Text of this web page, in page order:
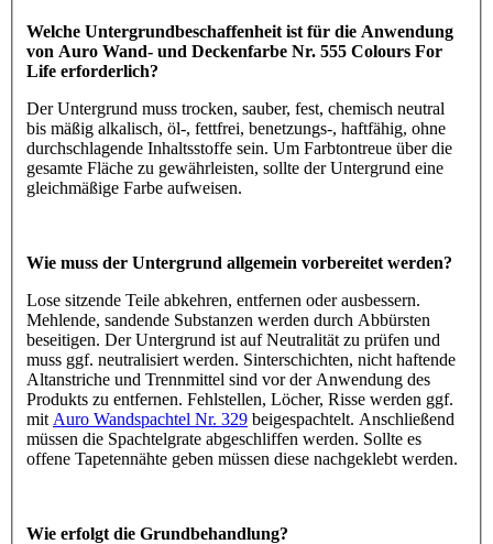
Welche Untergrundbeschaffenheit ist für die Anwendung
von Auro Wand- und Deckenfarbe Nr. 555 Colours For
Life erforderlich?
Der Untergrund muss trocken, sauber, fest, chemisch neutral
bis mäßig alkalisch, öl-, fettfrei, benetzungs-, haftfähig, ohne
durchschlagende Inhaltsstoffe sein. Um Farbtontreue über die
gesamte Fläche zu gewährleisten, sollte der Untergrund eine
gleichmäßige Farbe aufweisen.
Wie muss der Untergrund allgemein vorbereitet werden?
Lose sitzende Teile abkehren, entfernen oder ausbessern.
Mehlende, sandende Substanzen werden durch Abbürsten
beseitigen. Der Untergrund ist auf Neutralität zu prüfen und
muss ggf. neutralisiert werden. Sinterschichten, nicht haftende
Altanstriche und Trennmittel sind vor der Anwendung des
Produkts zu entfernen. Fehlstellen, Löcher, Risse werden ggf.
mit Auro Wandspachtel Nr. 329 beigespachtelt. Anschließend
müssen die Spachtelgrate abgeschliffen werden. Sollte es
offene Tapetennähte geben müssen diese nachgeklebt werden.
Wie erfolgt die Grundbehandlung?